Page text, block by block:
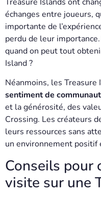
échanges entre joueurs,
importante de
perdu de leur
quand on peut tout
Island ?
Néanmoins, les
sentiment de
et la générosité, des
Crossing. Les créateurs
leurs ressources sans
un environnement positif
Conseils pour
visite sur une